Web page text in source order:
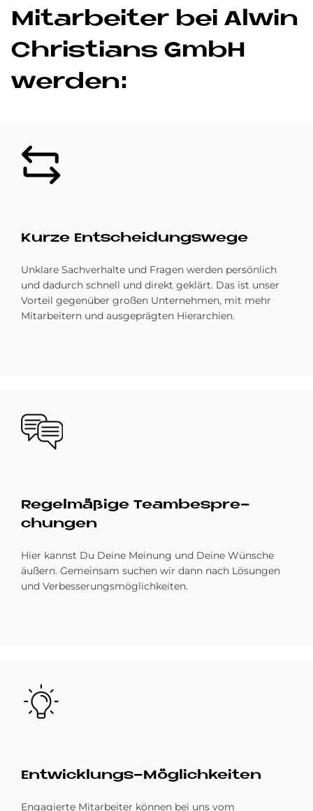
Mit­ar­bei­ter bei Al­win
Chri­stians GmbH
wer­den:
Bild
Kur­ze Ent­schei­dungs­we­ge
Unklare Sachverhalte und Fragen werden persönlich
und dadurch schnell und direkt geklärt. Das ist unser
Vorteil gegenüber großen Unternehmen, mit mehr
Mitarbeitern und ausgeprägten Hierarchien.
Bild
Re­gel­mä­ßi­ge Team­be­spre­
chun­gen
Hier kannst Du Deine Meinung und Deine Wünsche
äußern. Gemeinsam suchen wir dann nach Lösungen
und Verbesserungsmöglichkeiten.
Bild
Ent­wick­lun­gs-Mög­lich­kei­ten
Engagierte Mitarbeiter können bei uns vom